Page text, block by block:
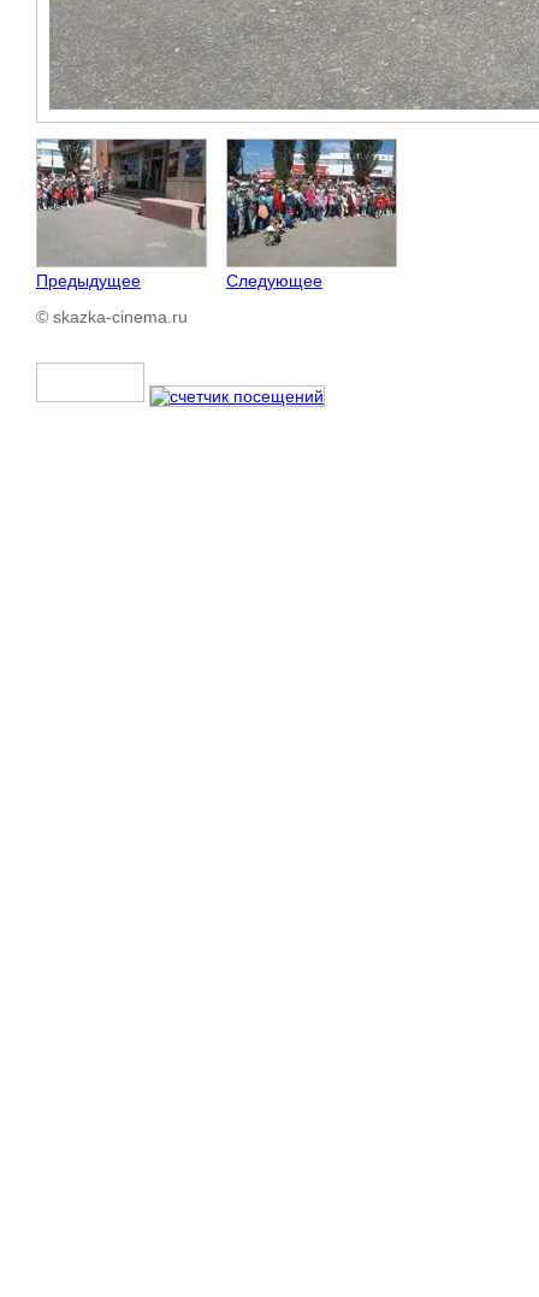
Предыдущее
Следующее
© skazka-cinema.ru